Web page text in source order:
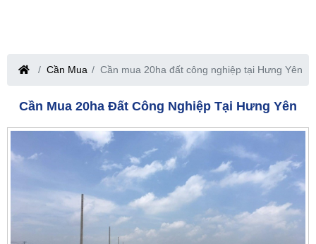
Cần Mua Cần mua 20ha đất công nghiệp tại Hưng Yên
Cần Mua 20ha Đất Công Nghiệp Tại Hưng Yên